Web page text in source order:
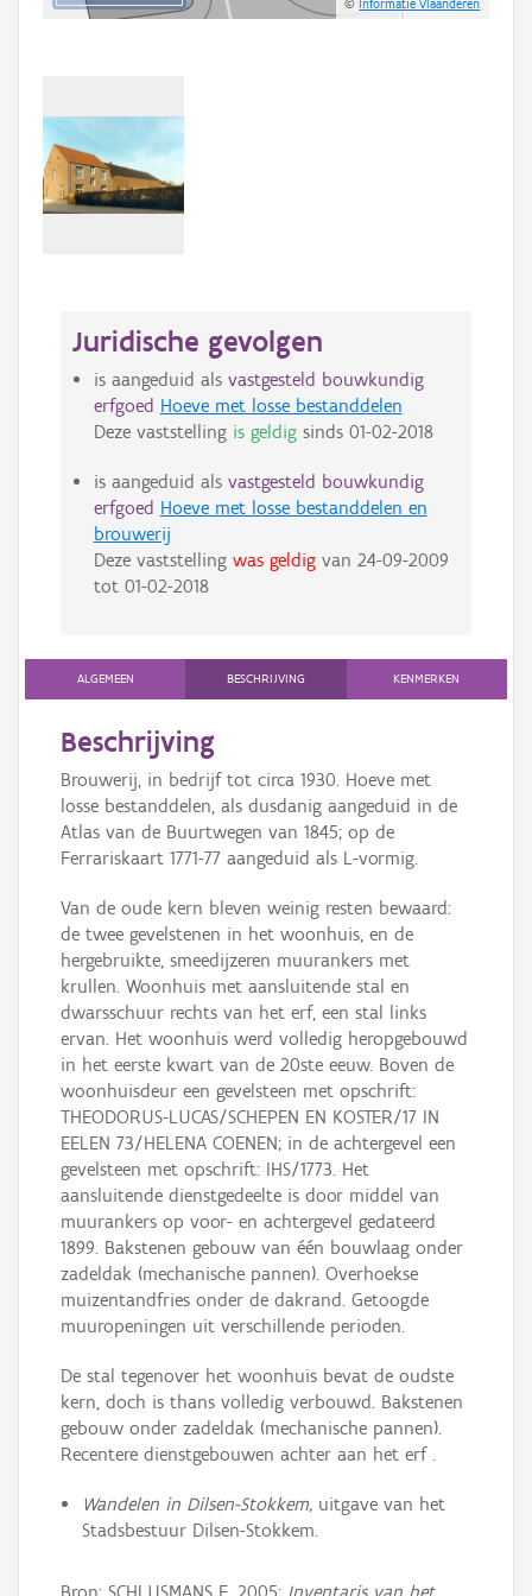
©Informatie Vlaanderen
Juridische gevolgen
is aangeduid als vastgesteld bouwkundig
erfgoed Hoeve met losse bestanddelen
Deze vaststelling is geldigsinds 01-02-2018
is aangeduid als vastgesteld bouwkundig
erfgoed Hoeve met losse bestanddelen en
brouwerij
Deze vaststelling was geldigvan 24-09-2009
tot 01-02-2018
ALGEMEEN BESCHRIJVING KENMERKEN
Beschrijving
Brouwerij, in bedrijf tot circa 1930. Hoeve met
losse bestanddelen, als dusdanig aangeduid in de
Atlas van de Buurtwegen van 1845; op de
Ferrariskaart 1771-77 aangeduid als L-vormig.
Van de oude kern bleven weinig resten bewaard:
de twee gevelstenen in het woonhuis, en de
hergebruikte, smeedijzeren muurankers met
krullen. Woonhuis met aansluitende stal en
dwarsschuur rechts van het erf, een stal links
ervan. Het woonhuis werd volledig heropgebouwd
in het eerste kwart van de 20ste eeuw. Boven de
woonhuisdeur een gevelsteen met opschrift:
THEODORUS-LUCAS/SCHEPEN EN KOSTER/17 IN
EELEN 73/HELENA COENEN; in de achtergevel een
gevelsteen met opschrift: IHS/1773. Het
aansluitende dienstgedeelte is door middel van
muurankers op voor- en achtergevel gedateerd
1899. Bakstenen gebouw van één bouwlaag onder
zadeldak (mechanische pannen). Overhoekse
muizentandfries onder de dakrand. Getoogde
muuropeningen uit verschillende perioden.
De stal tegenover het woonhuis bevat de oudste
kern, doch is thans volledig verbouwd. Bakstenen
gebouw onder zadeldak (mechanische pannen).
Recentere dienstgebouwen achter aan het erf .
Wandelen in Dilsen-Stokkem,uitgave van het
Stadsbestuur Dilsen-Stokkem.